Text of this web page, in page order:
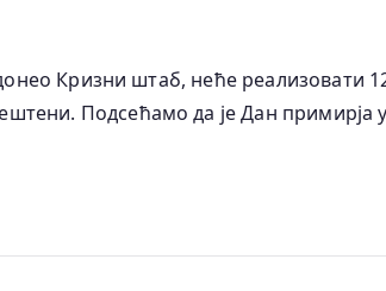
Кризни штаб, неће реализовати
Подсећамо да је Дан примирја